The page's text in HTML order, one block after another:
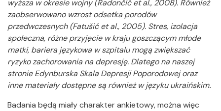
wyższa w okresie wojny (Radončić et al., 2008). Również
zaobserwowano wzrost odsetka porodów
przedwczesnych (Fatušić et al., 2005). Stres, izolacja
społeczna, różne przyjęcie w kraju goszczącym młode
matki, bariera językowa w szpitalu mogą zwiększać
ryzyko zachorowania na depresję. Dlatego na naszej
stronie Edynburska Skala Depresji Poporodowej oraz
inne materiały dostępne są również w języku ukraińskim.
Badania będą miały charakter ankietowy, można więc